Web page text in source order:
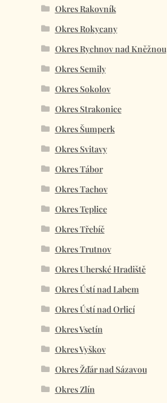
Okres Rakovník
Okres Rokycany
Okres Rychnov nad Kněžnou
Okres Semily
Okres Sokolov
Okres Strakonice
Okres Šumperk
Okres Svitavy
Okres Tábor
Okres Tachov
Okres Teplice
Okres Třebíč
Okres Trutnov
Okres Uherské Hradiště
Okres Ústí nad Labem
Okres Ústí nad Orlicí
Okres Vsetín
Okres Vyškov
Okres Žďár nad Sázavou
Okres Zlín